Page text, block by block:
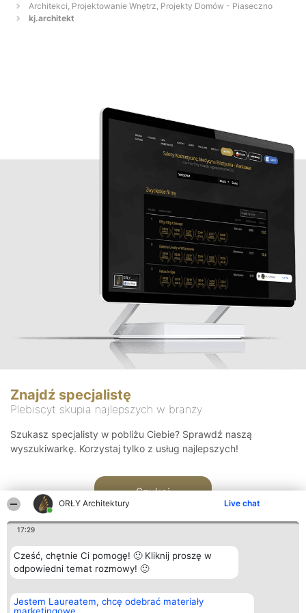
ORŁY Architektury Live chat
17:29
Cześć, chętnie Ci pomogę! 🙂 Kliknij proszę w
odpowiedni temat rozmowy! 🙂
Jestem Laureatem, chcę odebrać materiały
Architekci, Projektowanie Wnętrz, Projekty Domów - Piaseczno
kj.architekt
Znajdź specjalistę
Plebiscyt skupia najlepszych w branży
Szukasz specjalisty w pobliżu Ciebie? Sprawdź naszą
wyszukiwarkę. Korzystaj tylko z usług najlepszych!
Szukaj
Organizator plebiscytu
Bright Side Solutions sp. z o.
Plebiscyt
Laureaci
Kontakt
Kontakt